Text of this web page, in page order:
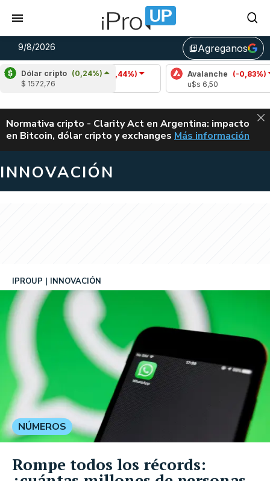
9/8/2026 library_addAgreganos
Dólar cripto (0,24%)
$ 1572,76
Cardano (-1,44%)
u$s 0,20
Avalanche (-0,83%)
u$s 6,50
ALERTA
Normativa cripto - Clarity Act en Argentina: impacto
en Bitcoin, dólar cripto y exchanges CLARITY ACT EN
Más información
INNOVACIÓN
IPROUP INNOVACIÓN
NÚMEROS
Rompe todos los récords: